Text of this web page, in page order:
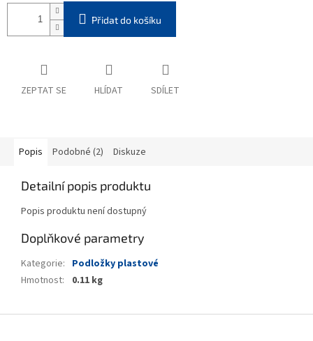
Přidat do košíku
ZEPTAT SE HLÍDAT SDÍLET
Popis Podobné (2) Diskuze
Detailní popis produktu
Popis produktu není dostupný
Doplňkové parametry
Kategorie: Podložky plastové
Hmotnost: 0.11 kg